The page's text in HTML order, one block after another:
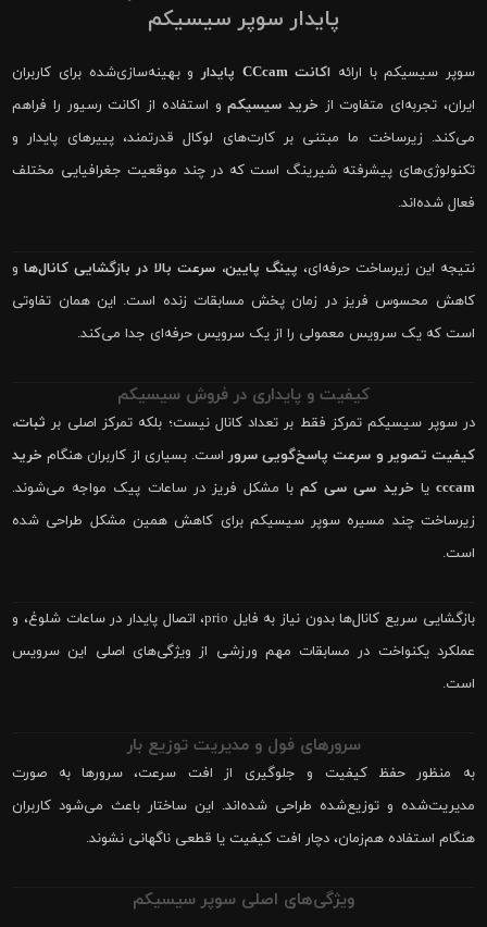
پایدار سوپر سیسیکم
سوپر سیسیکم با ارائه اکانت CCcam پایدار
و بهینه‌سازی‌شده برای کاربران
ایران، تجربه‌ای متفاوت از خرید سیسیکمو استفاده از اکانت رسیور را فراهم
می‌کند. زیرساخت ما مبتنی بر کارت‌های لوکال قدرتمند، پییرهای پایدار و
تکنولوژی‌های پیشرفته شیرینگ است که در چند موقعیت جغرافیایی مختلف
فعال شده‌اند.
نتیجه این زیرساخت حرفه‌ای، پینگ پایین، سرعت بالا در بازگشایی کانال‌هاو
کاهش محسوس فریز در زمان پخش مسابقات زنده است. این همان تفاوتی
است که یک سرویس معمولی را از یک سرویس حرفه‌ای جدا می‌کند.
کیفیت و پایداری در فروش سیسیکم
در سوپر سیسیکم تمرکز فقط بر تعداد کانال نیست؛ بلکه تمرکز اصلی بر ثبات،
کیفیت تصویر و سرعت پاسخ‌گویی سروراست. بسیاری از کاربران هنگام خرید
cccam یا خرید سی سی کمبا مشکل فریز در ساعات پیک مواجه می‌شوند.
زیرساخت چند مسیره سوپر سیسیکم برای کاهش همین مشکل طراحی شده
است.
بازگشایی سریع کانال‌ها بدون نیاز به فایل prio، اتصال پایدار در ساعات شلوغ، و
عملکرد یکنواخت در مسابقات مهم ورزشی از ویژگی‌های اصلی این سرویس
است.
سرورهای فول و مدیریت توزیع بار
به منظور حفظ کیفیت و جلوگیری از افت سرعت، سرورها به صورت
مدیریت‌شده و توزیع‌شده طراحی شده‌اند. این ساختار باعث می‌شود کاربران
هنگام استفاده هم‌زمان، دچار افت کیفیت یا قطعی ناگهانی نشوند.
ویژگی‌های اصلی سوپر سیسیکم